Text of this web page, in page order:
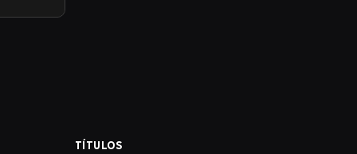
TÍTULOS